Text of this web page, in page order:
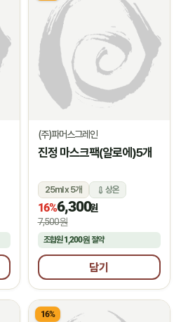
(주)파머스그레인
진정 마스크팩(알로에)5개
25ml x 5개 상온
16%6,300원
7,500원
조합원1,200원절약
담기
16%